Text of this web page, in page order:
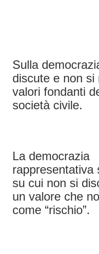
Sulla
discute e non si
valori fondanti
società civile.
La democrazia
rappresentativa
su cui non si
un valore che
come “rischio”.